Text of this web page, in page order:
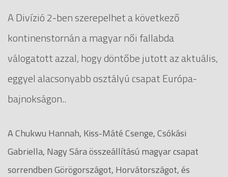
A Divízió 2-ben szerepelhet a következő
kontinenstornán a magyar női fallabda
válogatott azzal, hogy döntőbe jutott az aktuális,
eggyel alacsonyabb osztályú csapat Európa-
bajnokságon..
A Chukwu Hannah, Kiss-Máté Csenge, Csókási
Gabriella, Nagy Sára összeállítású magyar csapat
sorrendben Görögországot, Horvátországot, és